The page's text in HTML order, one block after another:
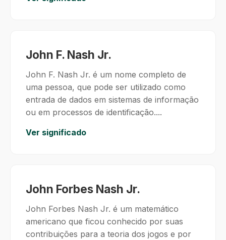
John F. Nash Jr.
John F. Nash Jr. é um nome completo de
uma pessoa, que pode ser utilizado como
entrada de dados em sistemas de informação
ou em processos de identificação....
Ver significado
John Forbes Nash Jr.
John Forbes Nash Jr. é um matemático
americano que ficou conhecido por suas
contribuições para a teoria dos jogos e por